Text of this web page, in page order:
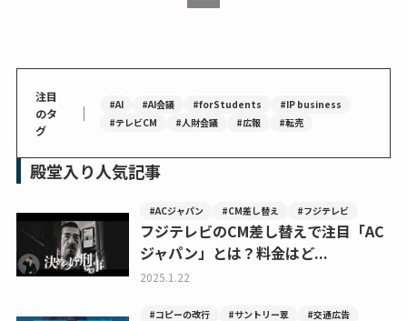
注目
のタ
グ
｜ #AI #AI会議 #forStudents
#IP business
#テレビCM
#人財会議 #広報 #転売
殿堂入り人気記事
#ACジャパン #CM差し替え #フジテレビ
フジテレビのCM差し替えで注目「AC
ジャパン」とは？料金はど...
2025.1.22
#コピーの改行 #サントリー翠 #交通広告